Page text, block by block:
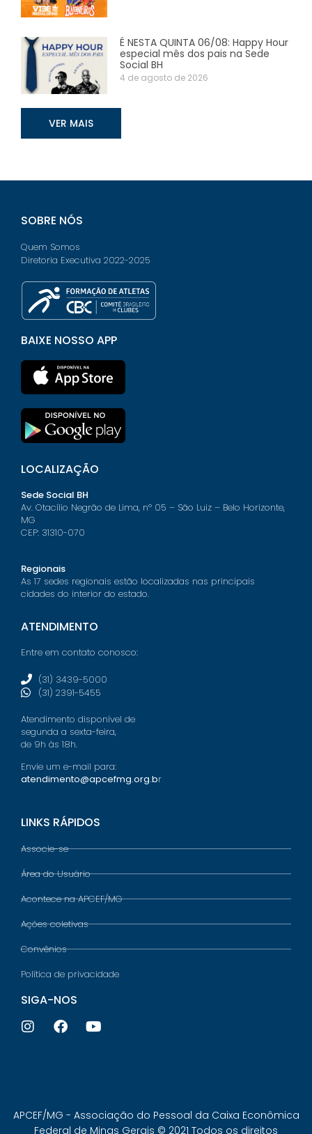
É NESTA QUINTA 06/08: Happy Hour
especial mês dos pais na Sede
Social BH
4 de agosto de 2026
VER MAIS
SOBRE NÓS
Quem Somos
Diretoria Executiva 2022-2025
BAIXE NOSSO APP
LOCALIZAÇÃO
Sede Social BH
Av. Otacílio Negrão de Lima, nº 05 – São Luiz – Belo Horizonte,
MG
CEP: 31310-070
Regionais
As 17 sedes regionais estão localizadas nas principais
cidades do interior do estado.
ATENDIMENTO
Entre em contato conosco:
(31) 3439-5000
(31) 2391-5455
Atendimento disponível de
segunda a sexta-feira,
de 9h às 18h.
Envie um e-mail para:
atendimento@apcefmg.org.br
LINKS RÁPIDOS
Associe-se
Área do Usuário
Acontece na APCEF/MG
Ações coletivas
Convênios
Política de privacidade
SIGA-NOS
APCEF/MG - Associação do Pessoal da Caixa Econômica
Federal de Minas Gerais © 2021 Todos os direitos